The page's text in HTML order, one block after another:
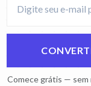
Comece grátis —